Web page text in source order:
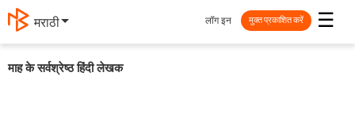
मराठी ☰
लॉग इन मुक्त प्रकाशित करें
माह के सर्वश्रेष्ठ हिंदी लेखक